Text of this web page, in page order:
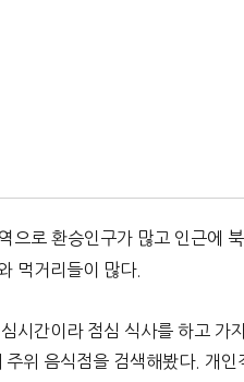
으로 환승인구가 많고 인근에
먹거리들이 많다.
시간이라 점심 식사를 하고 가
위 음식점을 검색해봤다. 개